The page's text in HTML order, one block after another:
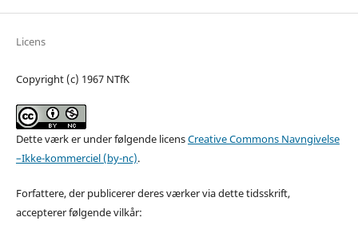
Licens
Copyright (c) 1967 NTfK
Dette værk er under følgende licensCreative Commons Navngivelse
–Ikke-kommerciel (by-nc).
Forfattere, der publicerer deres værker via dette tidsskrift,
accepterer følgende vilkår: